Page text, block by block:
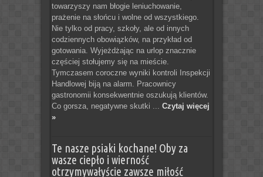
towarzyszy nam błogie leniuchowanie,
prażenie na słońcu i wolne od wszystkiego.
Nie tylko od pracy, szkoły, ale od innych
codziennych obowiązków, na przykład od
gotowania. Wyjeżdżając na urlop znacznie
częściej stołujemy się na mieście.
Tymczasem coroczne wyniki kontroli Inspekcji
Handlowej biją na alarm. Pracownicy
gastronomii konsekwentnie oszukują klientów.
Co gorsza, negatywne skutki ... Czytaj więcej
»
Te nasze psiaki kochane! Oby za
wasze ciepło i wierność
otrzymywałyście zawsze miłość